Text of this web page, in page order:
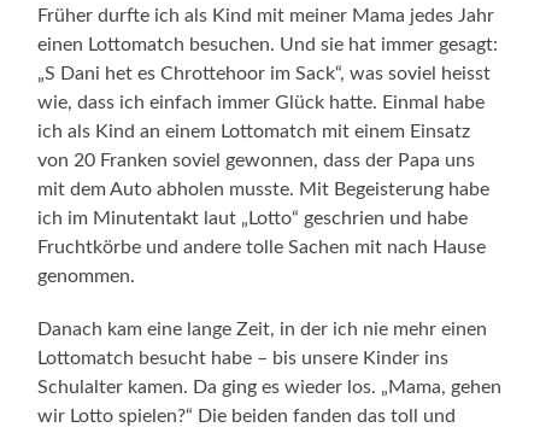
Früher durfte ich als Kind mit meiner Mama jedes Jahr
einen Lottomatch besuchen. Und sie hat immer gesagt:
„S Dani het es Chrottehoor im Sack“, was soviel heisst
wie, dass ich einfach immer Glück hatte. Einmal habe
ich als Kind an einem Lottomatch mit einem Einsatz
von 20 Franken soviel gewonnen, dass der Papa uns
mit dem Auto abholen musste. Mit Begeisterung habe
ich im Minutentakt laut „Lotto“ geschrien und habe
Fruchtkörbe und andere tolle Sachen mit nach Hause
genommen.
Danach kam eine lange Zeit, in der ich nie mehr einen
Lottomatch besucht habe – bis unsere Kinder ins
Schulalter kamen. Da ging es wieder los. „Mama, gehen
wir Lotto spielen?“ Die beiden fanden das toll und